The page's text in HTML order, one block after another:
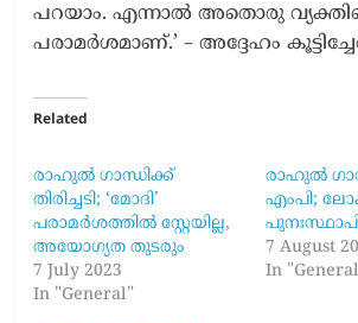
പറയാം. എന്നാൽ അതൊരു
പരാമർശമാണ്.’ – അദ്ദേഹം
Related
രാഹുൽ ഗാന്ധിക്ക്
തിരിച്ചടി; ‘മോദി’
പരാമർശത്തിൽ സ്റ്റേയില്ല,
അയോഗ്യത തുടരും
7 July 2023
In "General"
രാഹുൽ
എംപി;
7 August
In